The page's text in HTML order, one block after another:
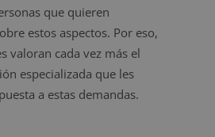
que quieren
estos aspectos. Por eso,
valoran cada vez más el
especializada que les
a estas demandas.